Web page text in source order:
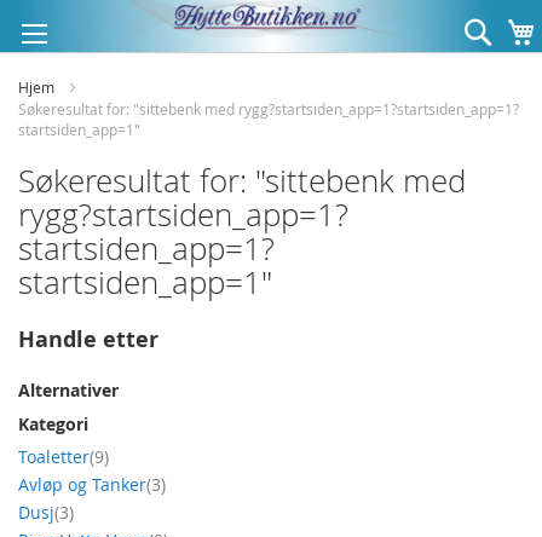
til
innhold
Søk
Hjem
Søkeresultat for: "sittebenk med rygg?startsiden_app=1?startsiden_app=1?
startsiden_app=1"
Søkeresultat for: "sittebenk med
rygg?startsiden_app=1?
startsiden_app=1?
startsiden_app=1"
Handle etter
Alternativer
Kategori
Toaletter 9produkt
Avløp og Tanker 3produkt
Dusj 3produkt